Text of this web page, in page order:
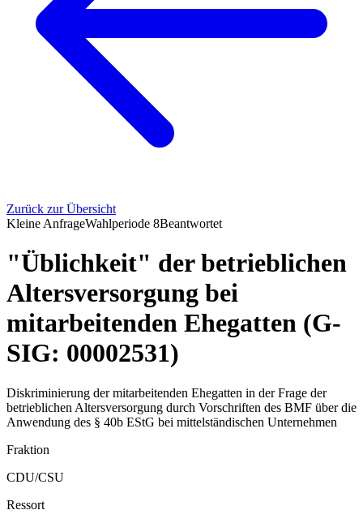
Zurück zur Übersicht
Kleine AnfrageWahlperiode 8Beantwortet
"Üblichkeit" der betrieblichen
Altersversorgung bei
mitarbeitenden Ehegatten (G-
SIG: 00002531)
Diskriminierung der mitarbeitenden Ehegatten in der Frage der
betrieblichen Altersversorgung durch Vorschriften des BMF über die
Anwendung des § 40b EStG bei mittelständischen Unternehmen
Fraktion
CDU/CSU
Ressort